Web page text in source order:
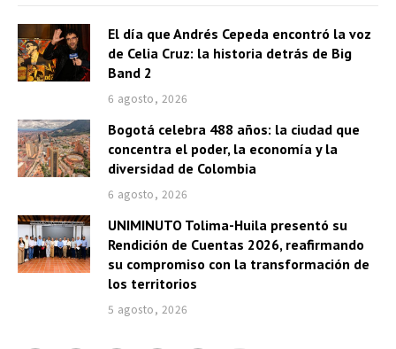
El día que Andrés Cepeda encontró la voz
de Celia Cruz: la historia detrás de Big
Band 2
6 agosto, 2026
Bogotá celebra 488 años: la ciudad que
concentra el poder, la economía y la
diversidad de Colombia
6 agosto, 2026
UNIMINUTO Tolima-Huila presentó su
Rendición de Cuentas 2026, reafirmando
su compromiso con la transformación de
los territorios
5 agosto, 2026